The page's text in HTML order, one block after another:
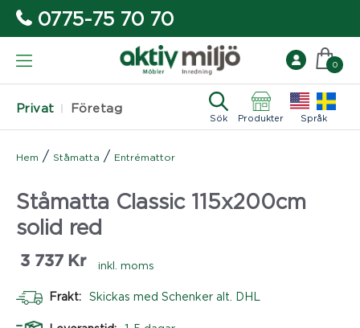
0775-75 70 70
Privat Företag
Sök Produkter Språk
0
Hem / Ståmatta / Entrémattor
Ståmatta Classic 115x200cm
solid red
3 737 Kr inkl. moms
Frakt: Skickas med Schenker alt. DHL